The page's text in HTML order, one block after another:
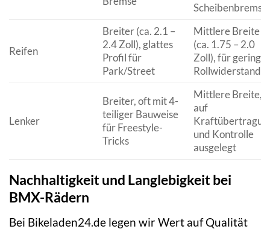
Scheibenbremse)
Reifen
Breiter (ca. 2.1 –
2.4 Zoll), glattes
Profil für
Park/Street
Mittlere Breite
(ca. 1.75 – 2.0
Zoll), für
Rollwiderstand
Lenker
Breiter, oft mit 4-
teiliger Bauweise
für Freestyle-
Tricks
Mittlere Breite,
auf
und Kontrolle
ausgelegt
Nachhaltigkeit und Langlebigkeit bei
BMX-Rädern
Bei Bikeladen24.de legen wir Wert auf Qualität